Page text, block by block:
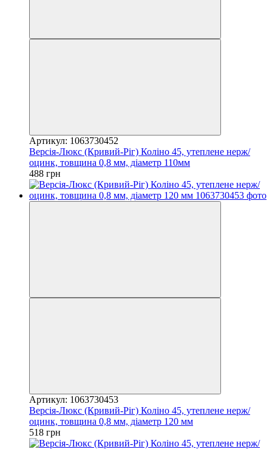
Артикул: 1063730452
Версія-Люкс (Кривий-Ріг) Коліно 45, утеплене нерж/
оцинк, товщина 0,8 мм, діаметр 110мм
488 грн
Артикул: 1063730453
Версія-Люкс (Кривий-Ріг) Коліно 45, утеплене нерж/
оцинк, товщина 0,8 мм, діаметр 120 мм
518 грн